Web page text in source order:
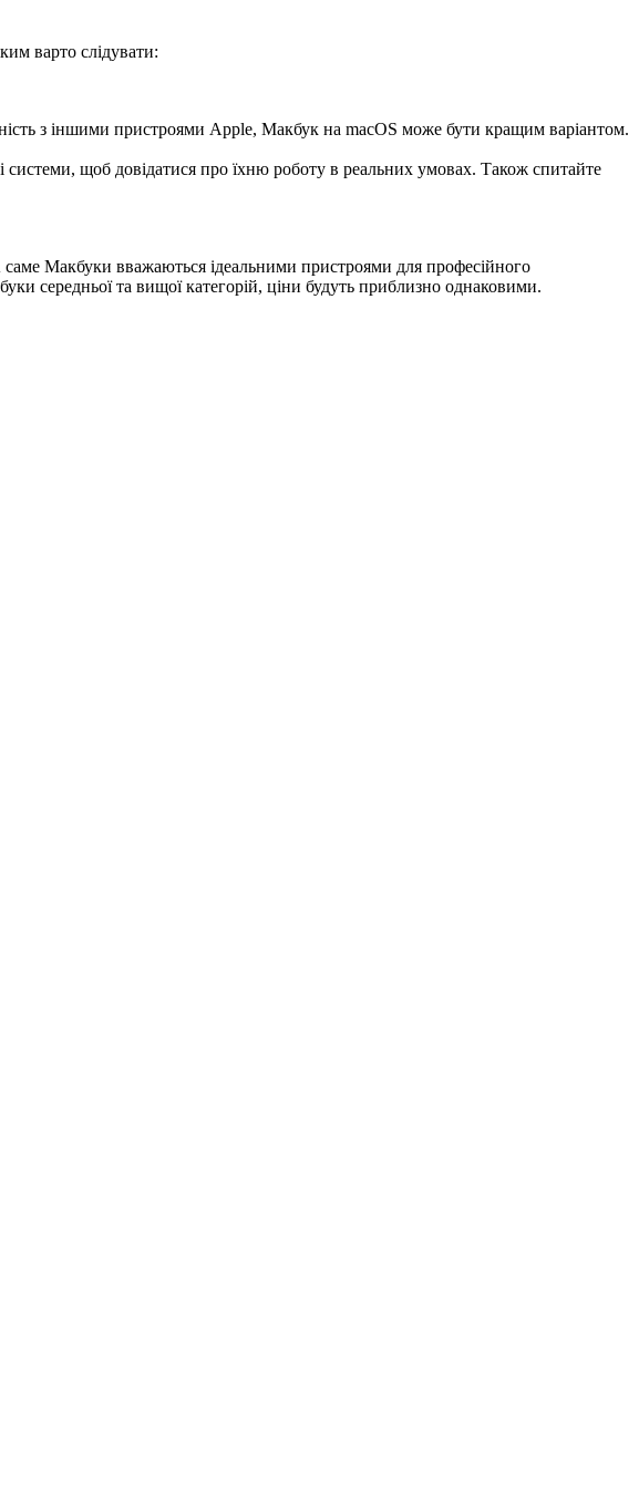
варто слідувати:
з іншими пристроями Apple, Макбук на macOS може бути кращим варіантом.
системи, щоб довідатися про їхню роботу в реальних умовах. Також спитайте
саме Макбуки вважаються ідеальними пристроями для професійного
середньої та вищої категорій, ціни будуть приблизно однаковими.